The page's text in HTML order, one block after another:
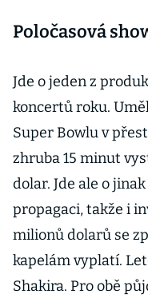
Poločasová
Jde o jeden z
koncertů roku.
Super Bowlu v
zhruba 15 minut
dolar. Jde ale o
propagaci, takže i
milionů dolarů se
kapelám vyplatí.
Shakira. Pro obě